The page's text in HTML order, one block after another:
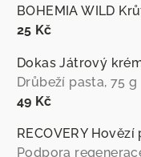
BOHEMIA WILD
25 Kč
Drůbeží pasta, 75 g
49 Kč
Podpora